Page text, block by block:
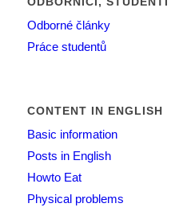
Odborné články
Práce studentů
CONTENT IN ENGLISH
Basic information
Posts in English
Howto Eat
Physical problems